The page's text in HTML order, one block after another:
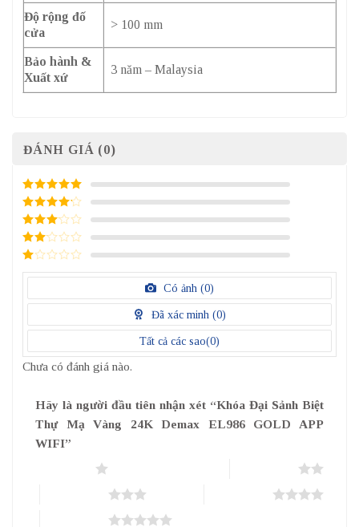
Độ rộng đố
cửa
> 100 mm
Bảo hành &
Xuất xứ
3 năm – Malaysia
ĐÁNH GIÁ (0)
5/ 5 điểm
4/ 5
điểm
3/ 5
điểm
2/
điểm
1
điểm
Có ảnh (0)
Đã xác minh (0)
Tất cả các sao(0)
Chưa có đánh giá nào.
Hãy là người đầu tiên nhận xét “Khóa Đại Sảnh Biệt
Thự Mạ Vàng 24K Demax EL986 GOLD APP
WIFI”